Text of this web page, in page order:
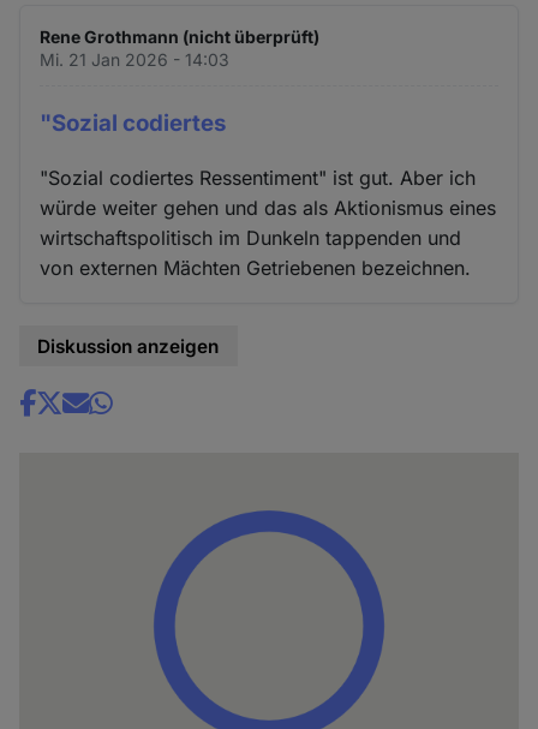
Rene Grothmann (nicht überprüft)
Mi. 21 Jan 2026 - 14:03
"Sozial codiertes
"Sozial codiertes Ressentiment" ist gut. Aber ich
würde weiter gehen und das als Aktionismus eines
wirtschaftspolitisch im Dunkeln tappenden und
von externen Mächten Getriebenen bezeichnen.
Diskussion anzeigen
Share